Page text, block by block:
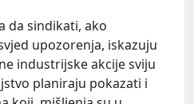
da sindikati, ako
upozorenja, iskazuju
industrijske akcije sviju
planiraju pokazati i